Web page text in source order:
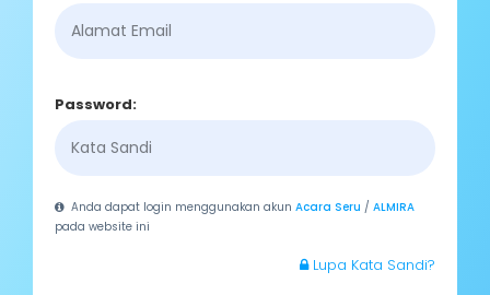
Password:
Anda dapat login menggunakan akunAcara Seru /ALMIRA
pada website ini
Lupa Kata Sandi?